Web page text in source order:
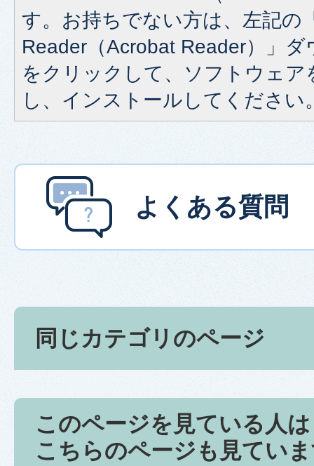
す。お持ちでない方は、左記の
Reader（Acrobat Reader）」
をクリックして、ソフトウェア
し、インストールしてください
よくある質問
同じカテゴリのページ
このページを見ている人は
こちらのページも見てい